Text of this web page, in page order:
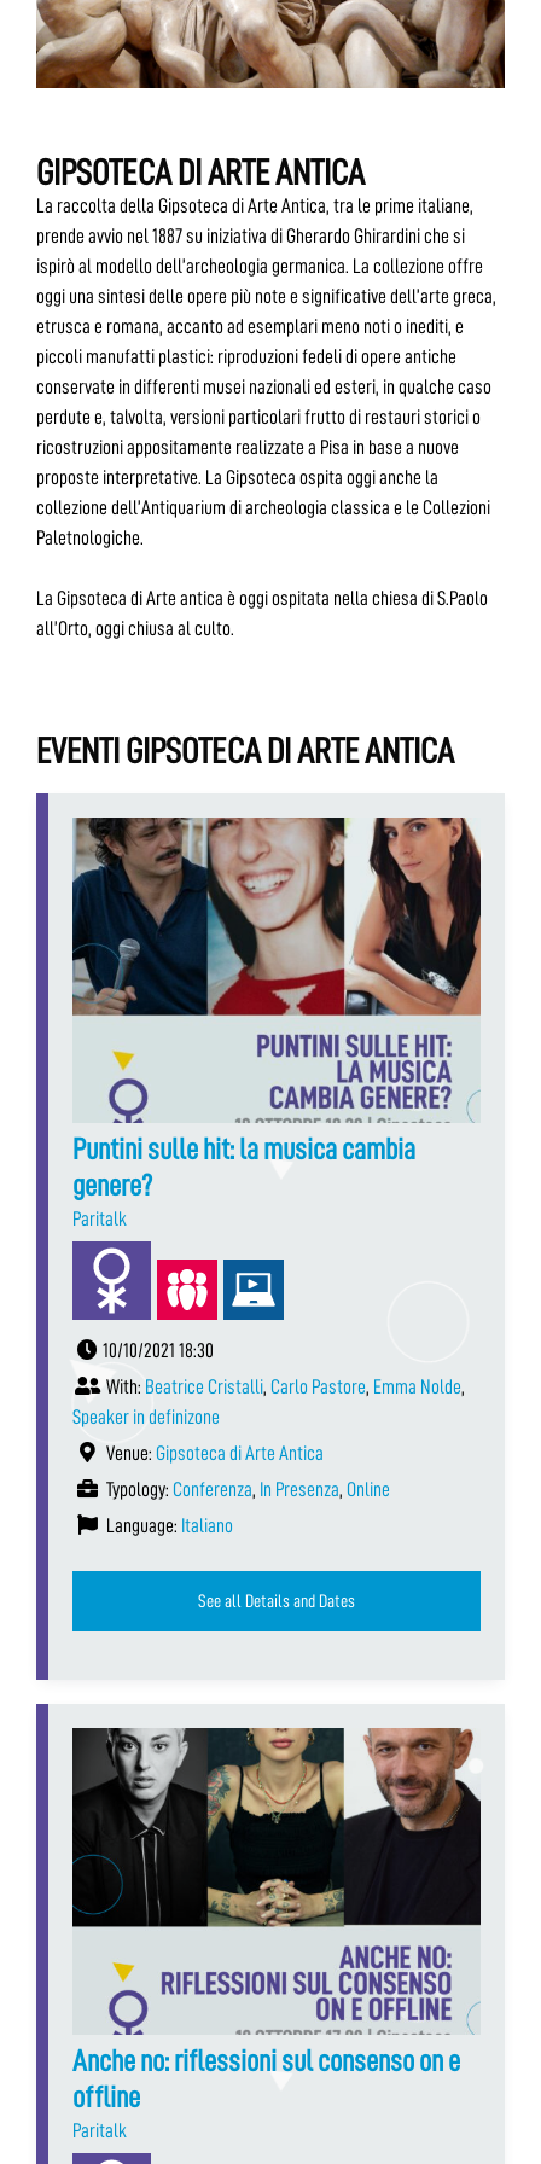
GIPSOTECA DI ARTE ANTICA
La raccolta della Gipsoteca di Arte Antica, tra le prime italiane,
prende avvio nel 1887 su iniziativa di Gherardo Ghirardini che si
ispirò al modello dell’archeologia germanica. La collezione offre
oggi una sintesi delle opere più note e significative dell’arte greca,
etrusca e romana, accanto ad esemplari meno noti o inediti, e
piccoli manufatti plastici: riproduzioni fedeli di opere antiche
conservate in differenti musei nazionali ed esteri, in qualche caso
perdute e, talvolta, versioni particolari frutto di restauri storici o
ricostruzioni appositamente realizzate a Pisa in base a nuove
proposte interpretative. La Gipsoteca ospita oggi anche la
collezione dell’Antiquarium di archeologia classica e le Collezioni
Paletnologiche.
La Gipsoteca di Arte antica è oggi ospitata nella chiesa di S.Paolo
all’Orto, oggi chiusa al culto.
EVENTI GIPSOTECA DI ARTE ANTICA
Puntini sulle hit: la musica cambia
genere?
Paritalk
10/10/2021 18:30
With: Beatrice Cristalli, Carlo Pastore, Emma Nolde,
Speaker in definizone
Venue: Gipsoteca di Arte Antica
Typology: Conferenza, In Presenza, Online
Language: Italiano
See all Details and Dates
Anche no: riflessioni sul consenso on e
offline
Paritalk